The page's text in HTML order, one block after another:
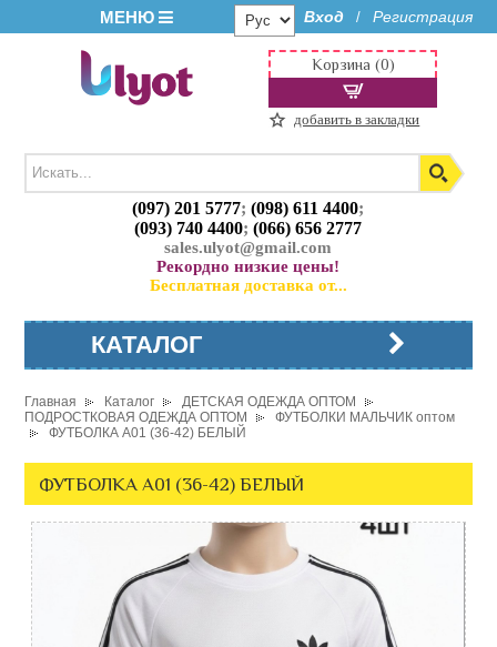
МЕНЮ Вход / Регистрация
(097) 201 5777;(098) 611 4400;
(093) 740 4400;(066) 656 2777
sales.ulyot@gmail.com
Рекордно низкие цены!
Бесплатная доставка от...
Корзина (0)
добавить в закладки
КАТАЛОГ
Главная Каталог
ДЕТСКАЯ ОДЕЖДА ОПТОМ
ПОДРОСТКОВАЯ ОДЕЖДА ОПТОМ
ФУТБОЛКИ МАЛЬЧИК оптом
ФУТБОЛКА A01 (36-42) БЕЛЫЙ
ФУТБОЛКА A01 (36-42) БЕЛЫЙ